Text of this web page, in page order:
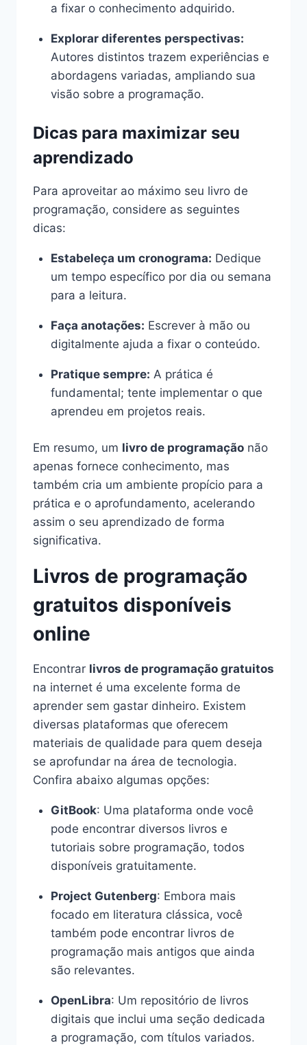
a fixar o conhecimento adquirido.
Explorar diferentes perspectivas:
Autores distintos trazem experiências e
abordagens variadas, ampliando sua
visão sobre a programação.
Dicas para maximizar seu
aprendizado
Para aproveitar ao máximo seu livro de
programação, considere as seguintes
dicas:
Estabeleça um cronograma: Dedique
um tempo específico por dia ou semana
para a leitura.
Faça anotações: Escrever à mão ou
digitalmente ajuda a fixar o conteúdo.
Pratique sempre: A prática é
fundamental; tente implementar o que
aprendeu em projetos reais.
Em resumo, um livro de programação não
apenas fornece conhecimento, mas
também cria um ambiente propício para a
prática e o aprofundamento, acelerando
assim o seu aprendizado de forma
significativa.
Livros de programação
gratuitos disponíveis
online
Encontrar livros de programação gratuitos
na internet é uma excelente forma de
aprender sem gastar dinheiro. Existem
diversas plataformas que oferecem
materiais de qualidade para quem deseja
se aprofundar na área de tecnologia.
Confira abaixo algumas opções:
GitBook: Uma plataforma onde você
pode encontrar diversos livros e
tutoriais sobre programação, todos
disponíveis gratuitamente.
Project Gutenberg: Embora mais
focado em literatura clássica, você
também pode encontrar livros de
programação mais antigos que ainda
são relevantes.
OpenLibra: Um repositório de livros
digitais que inclui uma seção dedicada
a programação, com títulos variados.